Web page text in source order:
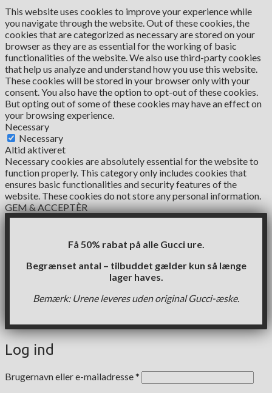
This website uses cookies to improve your experience while
you navigate through the website. Out of these cookies, the
cookies that are categorized as necessary are stored on your
browser as they are as essential for the working of basic
functionalities of the website. We also use third-party cookies
that help us analyze and understand how you use this website.
These cookies will be stored in your browser only with your
consent. You also have the option to opt-out of these cookies.
But opting out of some of these cookies may have an effect on
your browsing experience.
Necessary
Necessary
Altid aktiveret
Necessary cookies are absolutely essential for the website to
function properly. This category only includes cookies that
ensures basic functionalities and security features of the
website. These cookies do not store any personal information.
GEM & ACCEPTÈR
Få 50% rabat på alle Gucci ure.
Begrænset antal – tilbuddet gælder kun så længe
lager haves.
Bemærk: Urene leveres uden original Gucci-æske.
Log ind
Brugernavn eller e-mailadresse* Påkrævet